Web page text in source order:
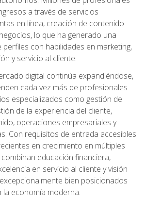
a través de servicios
en línea, creación de contenido
lo que ha generado una
con habilidades en marketing,
y servicio al cliente.
digital continúa expandiéndose,
cada vez más de profesionales
especializados como gestión de
de la experiencia del cliente,
operaciones empresariales y
Con requisitos de entrada accesibles
en crecimiento en múltiples
educación financiera,
en servicio al cliente y visión
bien posicionados
economía moderna.